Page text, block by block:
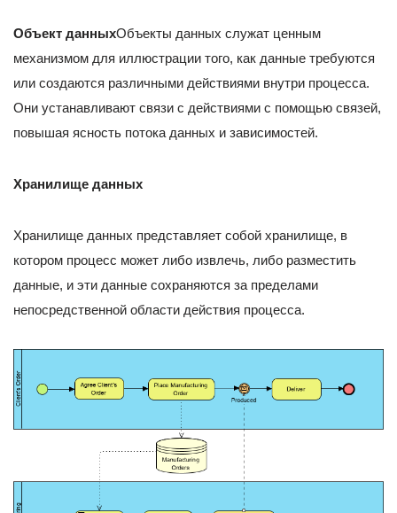
Объект данныхОбъекты данных служат ценным
механизмом для иллюстрации того, как данные требуются
или создаются различными действиями внутри процесса.
Они устанавливают связи с действиями с помощью связей,
повышая ясность потока данных и зависимостей.
Хранилище данных
Хранилище данных представляет собой хранилище, в
котором процесс может либо извлечь, либо разместить
данные, и эти данные сохраняются за пределами
непосредственной области действия процесса.